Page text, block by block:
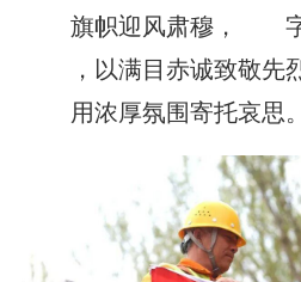
旗帜迎风肃穆，
，以满目赤诚致敬先
用浓厚氛围寄托哀思。